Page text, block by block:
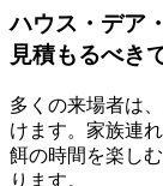
ハウス・デア
見積もるべき
多くの来場者は
けます。家族連
餌の時間を楽し
ります。